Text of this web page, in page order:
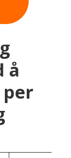
å
per